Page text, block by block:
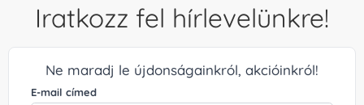
Iratkozz fel hírlevelünkre!
Ne maradj le újdonságainkról, akcióinkról!
E-mail címed